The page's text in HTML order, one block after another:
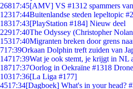
26817:45[AMV] VS #1312 spammers
12317:44Buitenlandse steden lepeltopic
18317:43[PlayStation #184] Nieuw deel
22917:40The Odyssey (Christopher
15317:40Migranten breken door grens
717:39Orkaan Dolphin treft zuiden van
14717:39Wat je ook stemt, je krijgt in NL
18717:37Oorlog in Oekraïne #1318
10317:36[La Liga #177]
4517:34[Dagboek] What's in your head?